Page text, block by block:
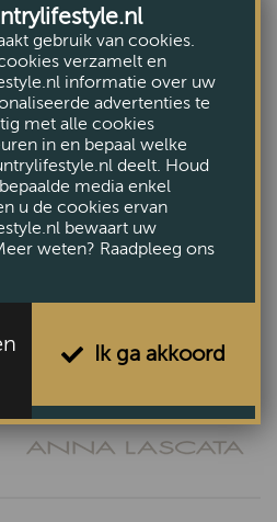
gebruik van cookies.
verzamelt en
informatie over uw
advertenties te
met alle cookies
in en bepaal welke
deelt. Houd
media enkel
u de cookies ervan
bewaart uw
weten? Raadpleeg ons
Ik ga akkoord